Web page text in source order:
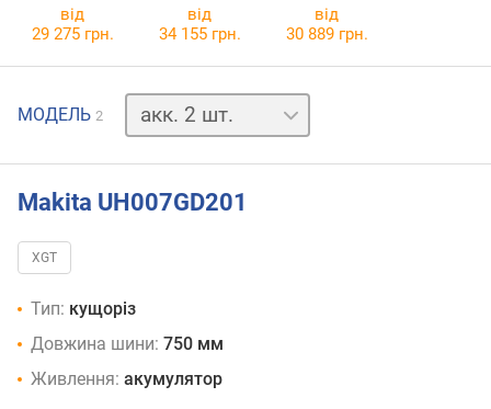
від
29 275 грн.
від
34 155 грн.
від
30 889 грн.
МОДЕЛЬ 2
відсутній
Makita UH007GD201
XGT
Тип: кущоріз
Довжина шини: 750 мм
Живлення: акумулятор